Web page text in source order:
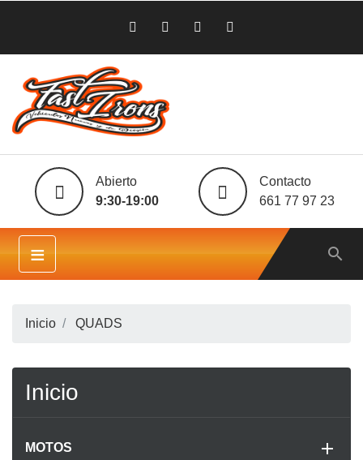
Abierto
9:30-19:00
Contacto
661 77 97 23
≡ 
Inicio QUADS
Inicio
MOTOS 